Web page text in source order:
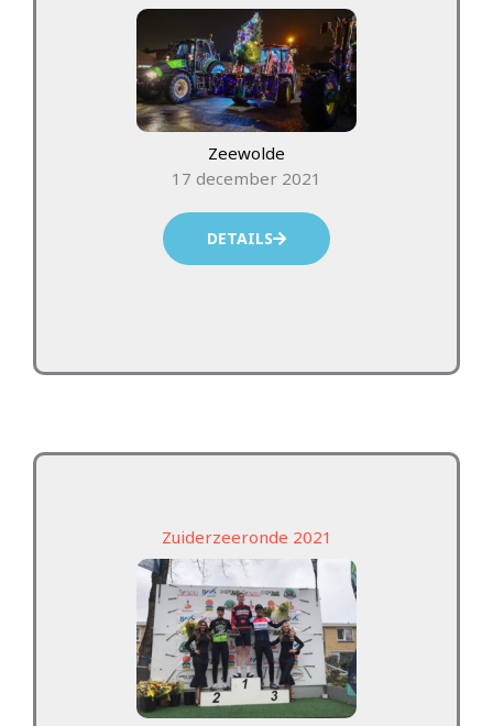
Zeewolde
17 december 2021
DETAILS
Zuiderzeeronde 2021